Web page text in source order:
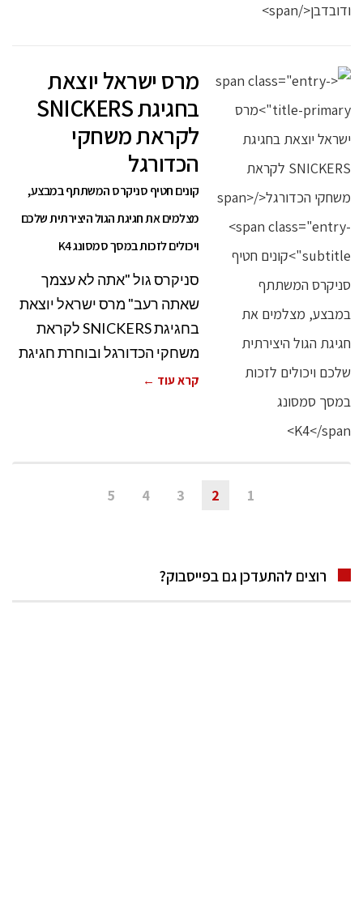
מרס ישראל יוצאת
בחגיגת SNICKERS
לקראת משחקי
הכדורגל
קונים חטיף סניקרס המשתתף במבצע,
מצלמים את חגיגת הגול היצירתית שלכם
ויכולים לזכות במסך סמסונג K4
סניקרס גול "אתה לא עצמך
שאתה רעב" מרס ישראל יוצאת
בחגיגת SNICKERS לקראת
משחקי הכדורגל ובוחרת חגיגת
קרא עוד ←
1
2
3
4
5
רוצים להתעדכן גם בפייסבוק?